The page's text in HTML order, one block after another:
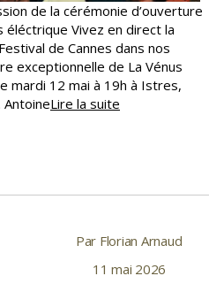
de la cérémonie d’ouverture
Vivez en direct la
de Cannes dans nos
exceptionnelle de La Vénus
mardi 12 mai à 19h à Istres,
Lire la suite
dans
Auteur
l’article
Par Florian Arnaud
Date11 mai 2026